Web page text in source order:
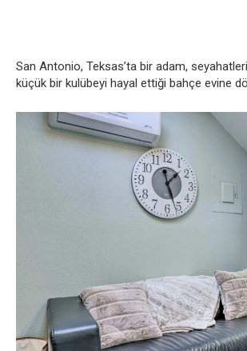
San Antonio, Teksas’ta bir adam,
küçük bir kulübeyi hayal ettiği bahçe evine